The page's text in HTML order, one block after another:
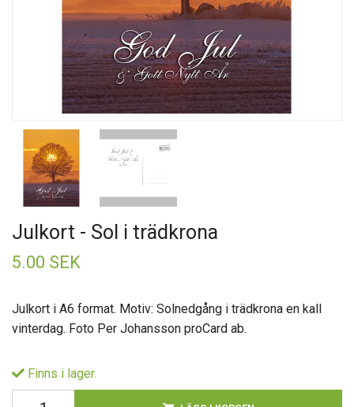
Julkort - Sol i trädkrona
5.00 SEK
Julkort i A6 format. Motiv: Solnedgång i trädkrona en kall
vinterdag. Foto Per Johansson proCard ab.
Finns i lager.